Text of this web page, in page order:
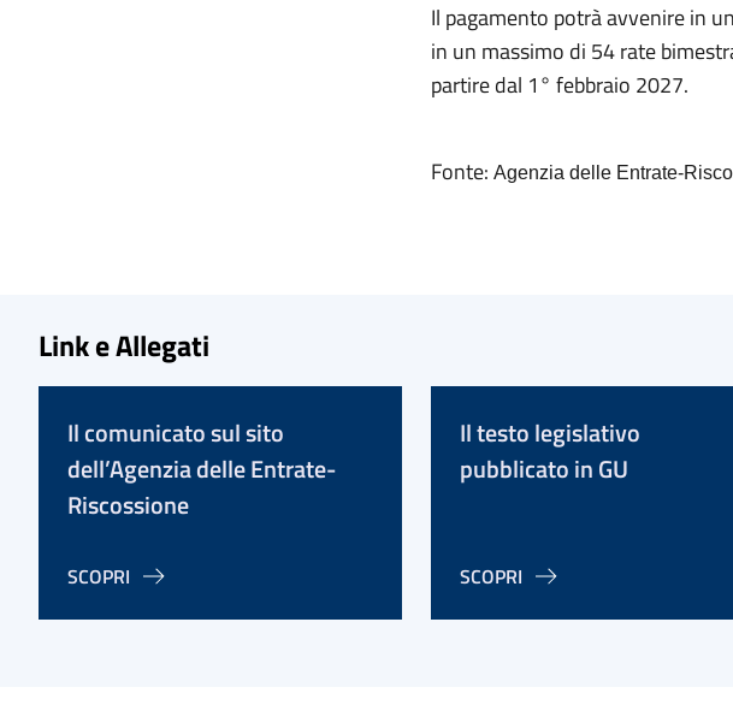
Il pagamento potrà avvenire in
in un massimo di 54 rate
partire dal 1° febbraio 2027.
Fonte: Agenzia delle Entrate-
Link e Allegati
Il comunicato sul sito
dell’Agenzia delle Entrate-
Riscossione
SCOPRI
Il testo legislativo
pubblicato in GU
SCOPRI